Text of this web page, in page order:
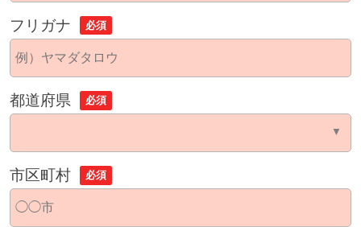
フリガナ 必須
都道府県 必須
市区町村 必須